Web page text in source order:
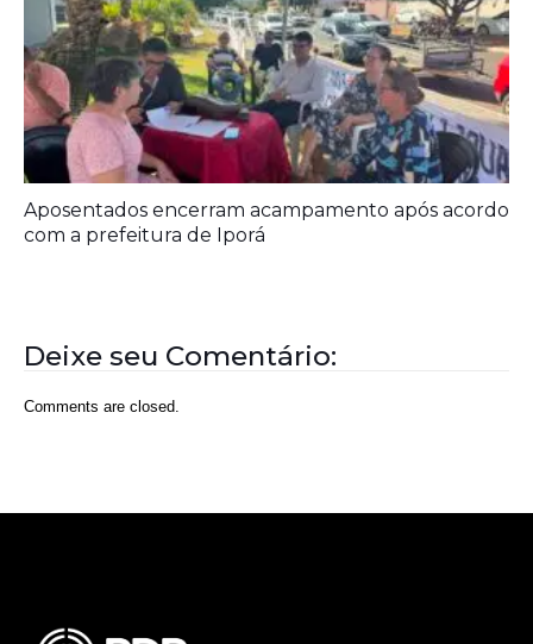
Aposentados encerram acampamento após acordo
com a prefeitura de Iporá
Deixe seu Comentário:
Comments are closed.